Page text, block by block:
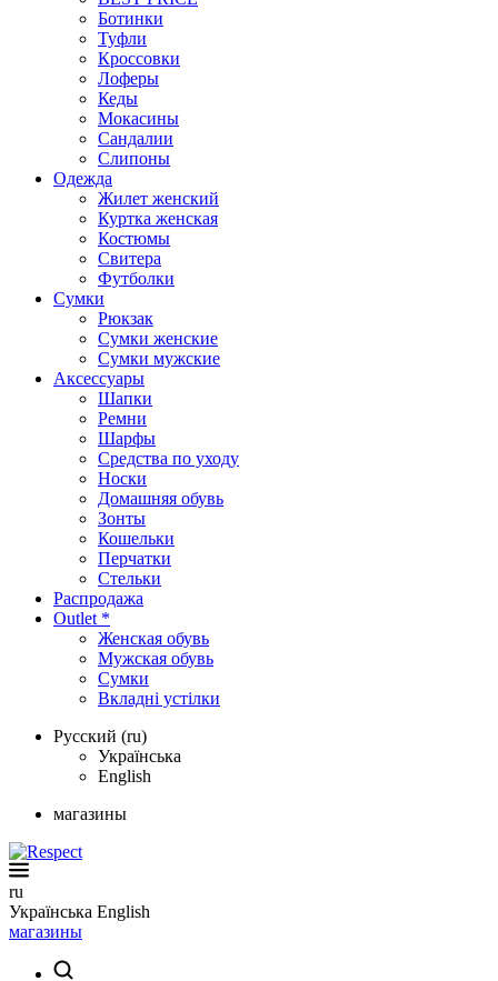
Ботинки
Туфли
Кроссовки
Лоферы
Кеды
Мокасины
Сандалии
Слипоны
Одежда
Жилет женский
Куртка женская
Костюмы
Свитера
Футболки
Сумки
Рюкзак
Сумки женские
Сумки мужские
Аксеcсуары
Шапки
Ремни
Шарфы
Средства по уходу
Носки
Домашняя обувь
Зонты
Кошельки
Перчатки
Стельки
Распродажа
Outlet *
Женская обувь
Мужская обувь
Сумки
Вкладні устілки
Русский (ru)
Українська
English
магазины
ru
Українська English
магазины